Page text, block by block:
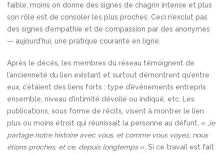
faible, moins on donne des signes de chagrin intense et plus
son rôle est de consoler les plus proches. Ceci n’exclut pas
des signes d’empathie et de compassion par des anonymes
— aujourd’hui, une pratique courante en ligne.
Après le décès, les membres du réseau témoignent de
l’ancienneté du lien existant et surtout démontrent qu’entre
eux, c’étaient des liens forts : type d’événements entrepris
ensemble, niveau d’intimité dévoilé ou indiqué, etc. Les
publications, sous forme de récits, visent à montrer le lien
plus ou moins étroit qui réunissait la personne au défunt. « Je
partage notre histoire avec vous, et comme vous voyez, nous
étions proches, et ce, depuis longtemps». Si ce travail est fait